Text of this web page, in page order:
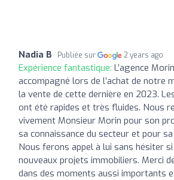
Nadia B Publiée sur 2 years ago
Expérience fantastique: L’agence
accompagné lors de l’achat de notre
la vente de cette dernière en 2023.
ont été rapides et très fluides. Nous
vivement Monsieur Morin pour son
sa connaissance du secteur et pour
Nous ferons appel à lui sans hésiter
nouveaux projets immobiliers. Merci
dans des moments aussi importants